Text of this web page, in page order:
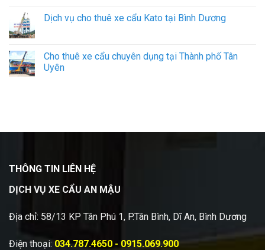
Dịch vụ cho thuê xe cẩu Kato tại Bình Dương
Cho thuê xe cẩu chuyên dụng tại Thành phố Tân
Uyên
THÔNG TIN LIÊN HỆ
DỊCH VỤ XE CẨU AN MẬU
Địa chỉ: 58/13 KP Tân Phú 1, P.Tân Bình, Dĩ An, Bình Dương
Điện thoại: 034.787.4650 - 0915.069.900